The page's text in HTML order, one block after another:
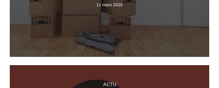
11 mars 2026
ACTU